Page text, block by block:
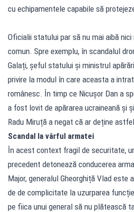
cu echipamentele capabile să
Oficialii statului par să nu mai aibă
comun. Spre exemplu, în scandalul
Galați, șeful statului și ministrul
privire la modul în care aceasta a
românesc. În timp ce Nicușor Dan a
a fost lovit de apărarea ucraineană și
Radu Miruță a negat că ar deține
Scandal la vârful armatei
În acest context fragil de securitate,
precedent detonează conducerea
Major, generalul Gheorghiță Vlad este
de de complicitate la uzurparea
pe fiica unui general să nu plătească